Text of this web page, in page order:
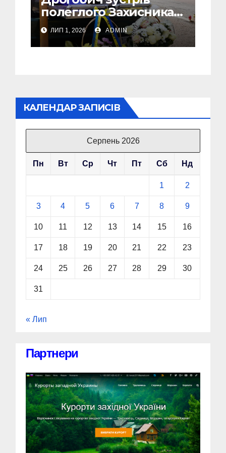
полеглого Захисника
Сергія Скірка з
Стебника
ЛИП 1, 2026 ADMIN
КАЛЕНДАР ЗАПИСІВ
Серпень 2026
Пн Вт Ср Чт Пт Сб Нд
1 2
3 4 5 6 7 8 9
10 11 12 13 14 15 16
17 18 19 20 21 22 23
24 25 26 27 28 29 30
31
« Лип
Партнери